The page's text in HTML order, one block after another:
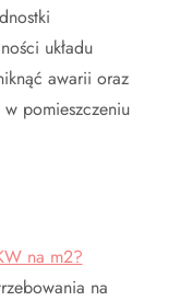
układu
awarii oraz
pomieszczeniu
na m2?
na